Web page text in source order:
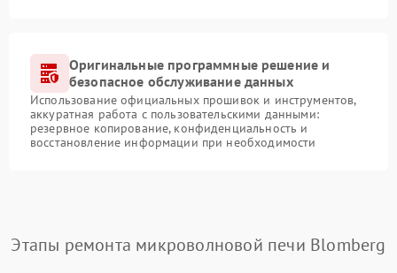
Оригинальные программные решение и
безопасное обслуживание данных
Использование официальных прошивок и инструментов,
аккуратная работа с пользовательскими данными:
резервное копирование, конфиденциальность и
восстановление информации при необходимости
Этапы ремонта микроволновой печи Blomberg